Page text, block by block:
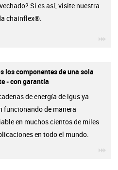
Si es así, visite nuestra
chainflex®.
los componentes de una sola
- con garantía
de energía de igus ya
funcionando de manera
en muchos cientos de miles
en todo el mundo.